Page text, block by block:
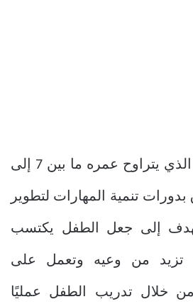
يستطيع الطفل الذي يتراوح عمره ما بين 7 إلى
بدورات تنمية المهارات لتطوير
إلى جعل الطفل يكتسب
تزيد من وعيه وتعمل على
خلال تدريب الطفل عمليًا